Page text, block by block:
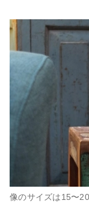
像のサイズは15〜